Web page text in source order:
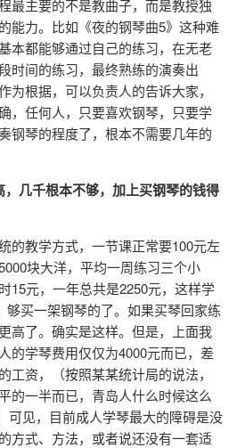
最主要的不是教曲子，而是教授独
能力。比如《夜的钢琴曲5》这种难
本都能够通过自己的练习，在无老
时间的练习，最终熟练的演奏出
为根据，可以负责人的告诉大家，
，任何人，只要喜欢钢琴，只要学
钢琴的程度了，根本不需要几年的
几千根本不够，加上买钢琴的钱得
的教学方式，一节课正常要100元左
块大洋，平均一周练习三个小
15元，一年总共是2250元，这样学
够买一架钢琴的了。如果买琴回家练
高了。确实是这样。但是，上面我
的学琴费用仅仅为4000元而已，差
工资，（按照某某统计局的说法，
的一半而已，青岛人什么时候这么
可见，目前成人学琴最大的障碍是没
方式、方法，或者说还没有一套适